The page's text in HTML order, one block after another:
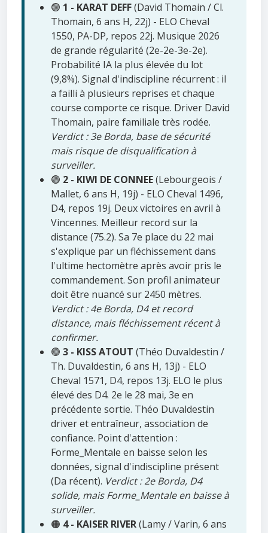
🟢 1 - KARAT DEFF(David Thomain / Cl.
Thomain, 6 ans H, 22j) - ELO Cheval
1550, PA-DP, repos 22j. Musique 2026
de grande régularité (2e-2e-3e-2e).
Probabilité IA la plus élevée du lot
(9,8%). Signal d'indiscipline récurrent : il
a failli à plusieurs reprises et chaque
course comporte ce risque. Driver David
Thomain, paire familiale très rodée.
Verdict : 3e Borda, base de sécurité
mais risque de disqualification à
surveiller.
🟢 2 - KIWI DE CONNEE(Lebourgeois /
Mallet, 6 ans H, 19j) - ELO Cheval 1496,
D4, repos 19j. Deux victoires en avril à
Vincennes. Meilleur record sur la
distance (75.2). Sa 7e place du 22 mai
s'explique par un fléchissement dans
l'ultime hectomètre après avoir pris le
commandement. Son profil animateur
doit être nuancé sur 2450 mètres.
Verdict : 4e Borda, D4 et record
distance, mais fléchissement récent à
confirmer.
🟢 3 - KISS ATOUT (Théo Duvaldestin /
Th. Duvaldestin, 6 ans H, 13j) - ELO
Cheval 1571, D4, repos 13j. ELO le plus
élevé des D4. 2e le 28 mai, 3e en
précédente sortie. Théo Duvaldestin
driver et entraîneur, association de
confiance. Point d'attention :
Forme_Mentale en baisse selon les
données, signal d'indiscipline présent
(Da récent). Verdict : 2e Borda, D4
solide, mais Forme_Mentale en baisse à
surveiller.
🟠 4 - KAISER RIVER(Lamy / Varin, 6 ans